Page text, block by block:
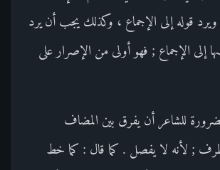
ويرد قوله إلى الإجماع ، وكذلك يجب أن يرد
إلى الإجماع ; فهو أولى من الإصرار على
للشاعر أن يفرق بين المضاف
; لأنه لا يفصل . كما قال : كما خط